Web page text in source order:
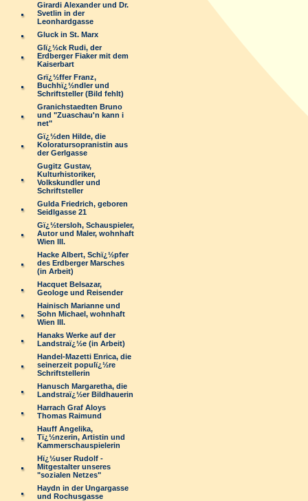
Girardi Alexander und Dr.
Svetlin in der
Leonhardgasse
Gluck in St. Marx
Glï¿½ck Rudi, der
Erdberger Fiaker mit dem
Kaiserbart
Grï¿½ffer Franz,
Buchhï¿½ndler und
Schriftsteller (Bild fehlt)
Granichstaedten Bruno
und "Zuaschau'n kann i
net"
Gï¿½den Hilde, die
Koloratursopranistin aus
der Gerlgasse
Gugitz Gustav,
Kulturhistoriker,
Volkskundler und
Schriftsteller
Gulda Friedrich, geboren
Seidlgasse 21
Gï¿½tersloh, Schauspieler,
Autor und Maler, wohnhaft
Wien III.
Hacke Albert, Schï¿½pfer
des Erdberger Marsches
(in Arbeit)
Hacquet Belsazar,
Geologe und Reisender
Hainisch Marianne und
Sohn Michael, wohnhaft
Wien III.
Hanaks Werke auf der
Landstraï¿½e (in Arbeit)
Handel-Mazetti Enrica, die
seinerzeit populï¿½re
Schriftstellerin
Hanusch Margaretha, die
Landstraï¿½er Bildhauerin
Harrach Graf Aloys
Thomas Raimund
Hauff Angelika,
Tï¿½nzerin, Artistin und
Kammerschauspielerin
Hï¿½user Rudolf -
Mitgestalter unseres
"sozialen Netzes"
Haydn in der Ungargasse
und Rochusgasse